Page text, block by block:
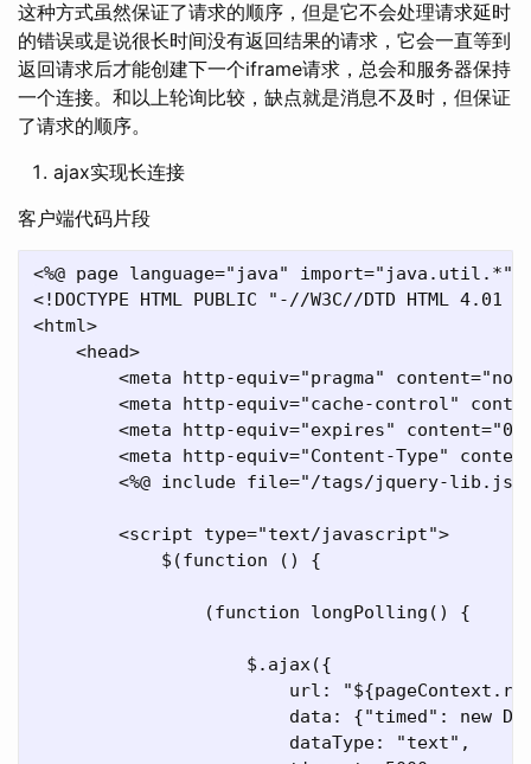
这种方式虽然保证了请求的顺序，但是它不会处理请求延时
的错误或是说很长时间没有返回结果的请求，它会一直等到
返回请求后才能创建下一个iframe请求，总会和服务器保持
一个连接。和以上轮询比较，缺点就是消息不及时，但保证
了请求的顺序。
ajax实现长连接
客户端代码片段
<%@ page language="java" import="java.util.*"
<!DOCTYPE HTML PUBLIC "-//W3C//DTD HTML
<html>
    <head>
<meta http-equiv="pragma" content="no-
<meta http-equiv="cache-control"
<meta http-equiv="expires"
<meta http-equiv="Content-Type"
<%@ include file="/tags/jquery-
        <script type="text/javascript">
            $(function () {
                (function longPolling() {
                    $.ajax({
url:
data: {"timed": new
                        dataType: "text",